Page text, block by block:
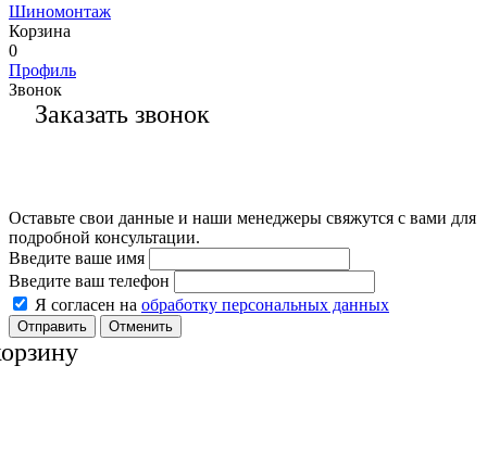
Шиномонтаж
Корзина
0
Профиль
Звонок
Заказать звонок
Оставьте свои данные и наши менеджеры свяжутся с вами для
подробной консультации.
Введите ваше имя
Введите ваш телефон
Я согласен на обработку персональных данных
Отменить